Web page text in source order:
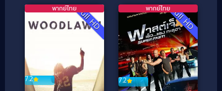
Full HD
7.2
พากย์ไทย Full HD
7.2
พากย์ไทย